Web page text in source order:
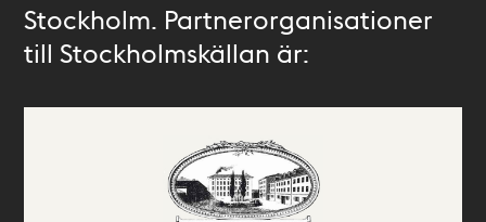
Stockholm. Partnerorganisationer
till Stockholmskällan är: